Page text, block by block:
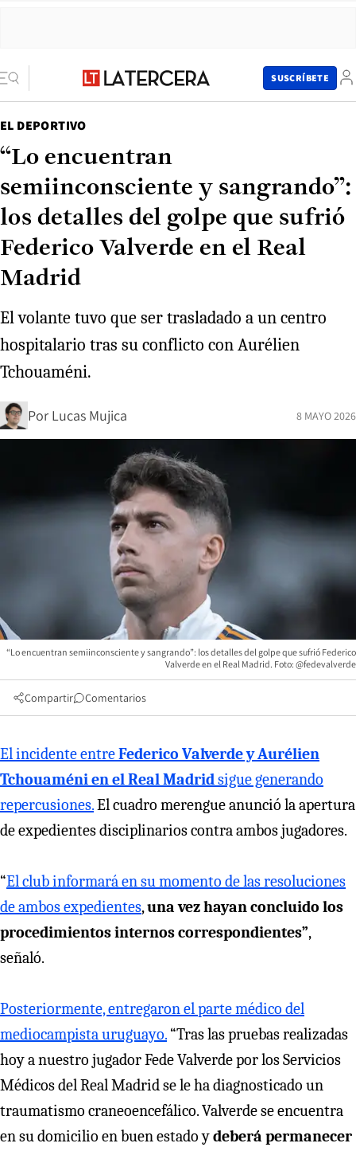
SUSCRÍBETE
EL DEPORTIVO
“Lo encuentran
semiinconsciente y sangrando”:
los detalles del golpe que sufrió
Federico Valverde en el Real
Madrid
El volante tuvo que ser trasladado a un centro
hospitalario tras su conflicto con Aurélien
Tchouaméni.
Por Lucas Mujica 8 MAYO 2026
“Lo encuentran semiinconsciente y sangrando”: los detalles del golpe que sufrió Federico
Valverde en el Real Madrid. Foto: @fedevalverde
Compartir Comentarios
El incidente entreFederico Valverde y Aurélien
Tchouaméni en el Real Madridsigue generando
repercusiones.El cuadro merengue anunció la apertura
de expedientes disciplinarios contra ambos jugadores.
“El club informará en su momento de las resoluciones
de ambos expedientes,una vez hayan concluido los
procedimientos internos correspondientes”,
señaló.
Posteriormente, entregaron el parte médico del
mediocampista uruguayo. “Tras las pruebas realizadas
hoy a nuestro jugador Fede Valverde por los Servicios
Médicos del Real Madrid se le ha diagnosticado un
traumatismo craneoencefálico. Valverde se encuentra
en su domicilio en buen estado ydeberá permanecer